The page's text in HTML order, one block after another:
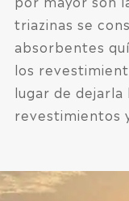
triazinas se
absorbentes
los
lugar de dejarla
revestimientos